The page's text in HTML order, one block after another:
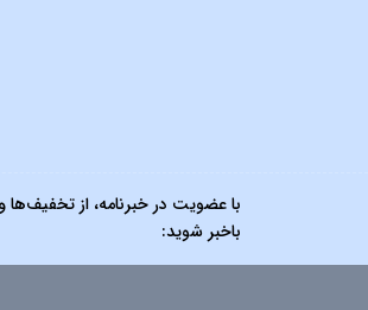
با عضویت در خبرنامه، از
باخبر شوید: